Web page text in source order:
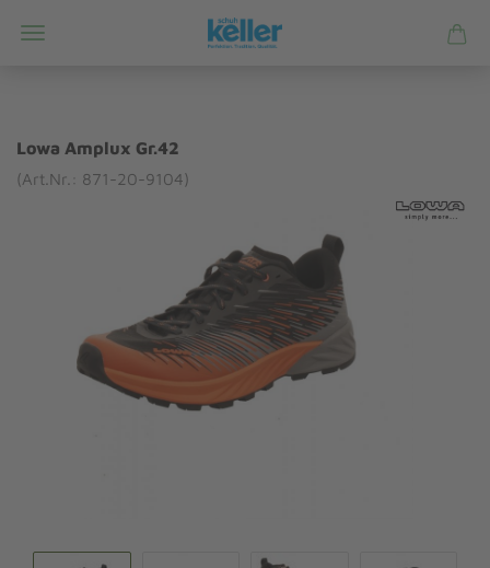
Lowa Amplux Gr.42
(Art.Nr.: 871-20-9104)